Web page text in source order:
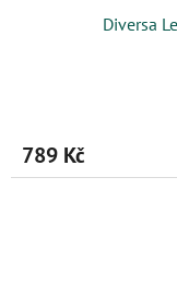
Diversa
789 Kč